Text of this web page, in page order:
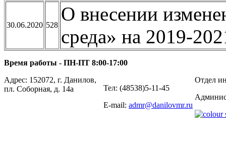
30.06.2020 528
О внесении
среда» на 2019-
Время работы - ПН-ПТ 8:00-17:00
Адрес: 152072, г. Данилов,
пл. Соборная, д. 14а
Тел: (48538)5-11-45
E-mail: admr@danilovmr.ru
Отдел